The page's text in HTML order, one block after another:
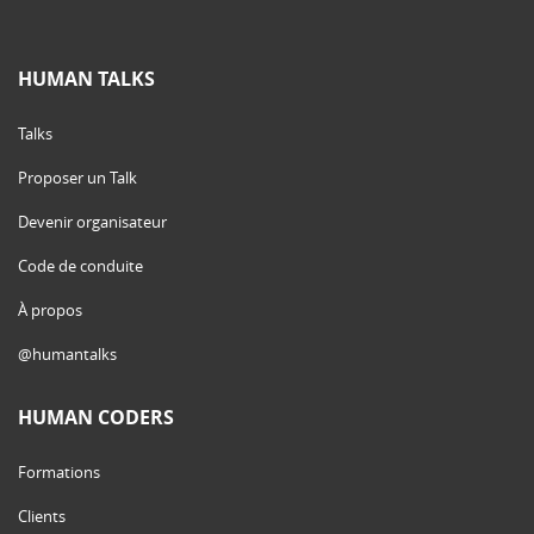
HUMAN TALKS
Talks
Proposer un Talk
Devenir organisateur
Code de conduite
À propos
@humantalks
HUMAN CODERS
Formations
Clients